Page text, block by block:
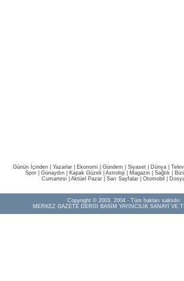
Günün İçinden Yazarlar Ekonomi Gündem Siyaset Dünya |
Spor
Günaydın Kapak Güzeli Astroloji Magazin Sağlık
Cumartesi| Aktüel Pazar| Sarı Sayfalar| Otomobil
Copyright © 2003, 2004 - Tüm hakları saklıdır.
MERKEZ GAZETE DERGİ BASIM YAYINCILIK SANAYİ VE